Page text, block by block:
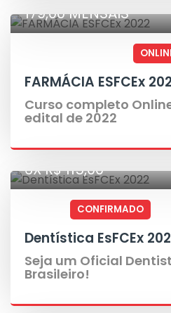
179,00 MENSAIS
FARMÁCIA ESFCEx
Curso completo
edital de 2022
6X R$ 115,00
CONFIRMADO
Dentística EsFCEx
Seja um Oficial
Brasileiro!